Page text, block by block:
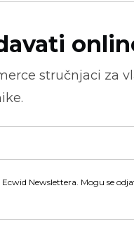
stručnjaci za
Newslettera. Mogu se